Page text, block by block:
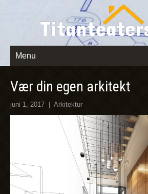
Menu
Vær din egen arkitekt
juni 1, 2017 Arkitektur